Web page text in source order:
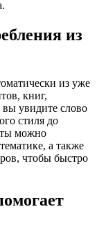
из
из уже
книг,
вы увидите слово
стиля до
можно
а также
чтобы быстро